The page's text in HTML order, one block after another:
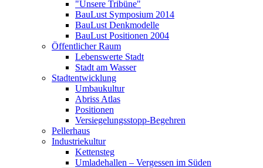
"Unsere Tribüne"
BauLust Symposium 2014
BauLust Denkmodelle
BauLust Positionen 2004
Öffentlicher Raum
Lebenswerte Stadt
Stadt am Wasser
Stadtentwicklung
Umbaukultur
Abriss Atlas
Positionen
Versiegelungsstopp-Begehren
Pellerhaus
Industriekultur
Kettensteg
Umladehallen – Vergessen im Süden